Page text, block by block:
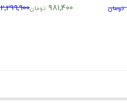
تومان 981,400 تومان2,299,900